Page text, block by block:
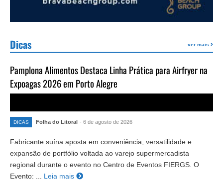
Dicas ver mais
Pamplona Alimentos Destaca Linha Prática para Airfryer na
Expoagas 2026 em Porto Alegre
DICAS Folha do Litoral - 6 de agosto de 2026
Fabricante suína aposta em conveniência, versatilidade e
expansão de portfólio voltada ao varejo supermercadista
regional durante o evento no Centro de Eventos FIERGS. O
Evento: ... Leia mais